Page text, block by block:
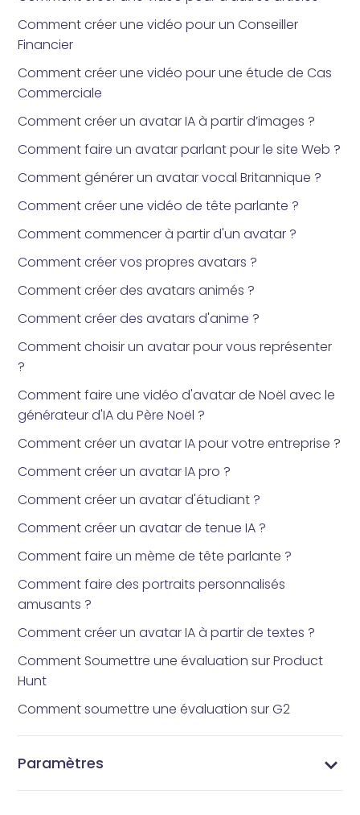
Comment créer une vidéo pour un Conseiller
Financier
Comment créer une vidéo pour une étude de Cas
Commerciale
Comment créer un avatar IA à partir d’images ?
Comment faire un avatar parlant pour le site Web ?
Comment générer un avatar vocal Britannique ?
Comment créer une vidéo de tête parlante ?
Comment commencer à partir d'un avatar ?
Comment créer vos propres avatars ?
Comment créer des avatars animés ?
Comment créer des avatars d'anime ?
Comment choisir un avatar pour vous représenter
?
Comment faire une vidéo d'avatar de Noël avec le
générateur d'IA du Père Noël ?
Comment créer un avatar IA pour votre entreprise ?
Comment créer un avatar IA pro ?
Comment créer un avatar d'étudiant ?
Comment créer un avatar de tenue IA ?
Comment faire un mème de tête parlante ?
Comment faire des portraits personnalisés
amusants ?
Comment créer un avatar IA à partir de textes ?
Comment Soumettre une évaluation sur Product
Hunt
Comment soumettre une évaluation sur G2
Paramètres